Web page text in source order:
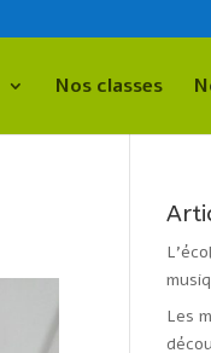
Nos classes
Les